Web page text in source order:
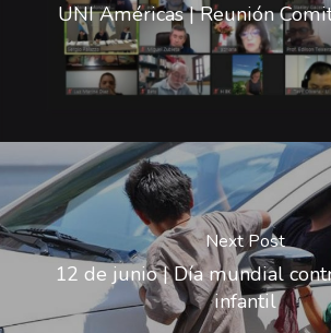
UNI Américas | Reunión
Next Post
12 de junio | Día mundial
infantil